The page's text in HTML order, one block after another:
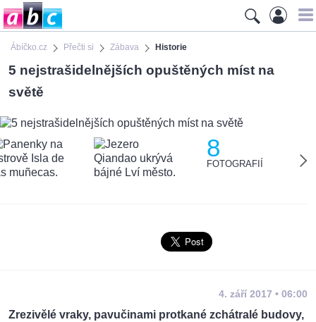
Ábíčko.cz Přečti si Zábava Historie
5 nejstrašidelnějších opuštěných míst na
světě
8
FOTOGRAFIÍ
4. září 2017 • 06:00
Zrezivělé vraky, pavučinami protkané zchátralé budovy,